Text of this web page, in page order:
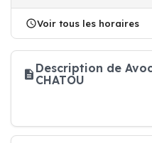
Voir tous les horaires
Description de
CHATOU